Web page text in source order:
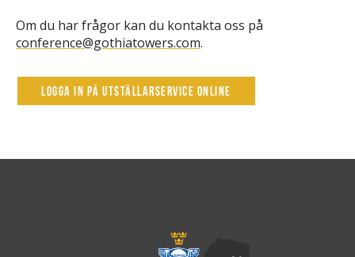
Om du har frågor kan du kontakta oss på
conference@gothiatowers.com.
Logga in på Utställarservice Online